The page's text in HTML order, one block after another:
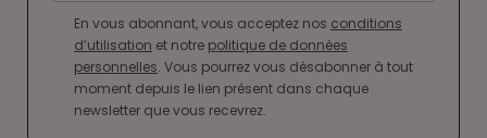
En vous abonnant, vous acceptez nos conditions
d’utilisation et notre politique de données
personnelles. Vous pourrez vous désabonner à tout
moment depuis le lien présent dans chaque
newsletter que vous recevrez.